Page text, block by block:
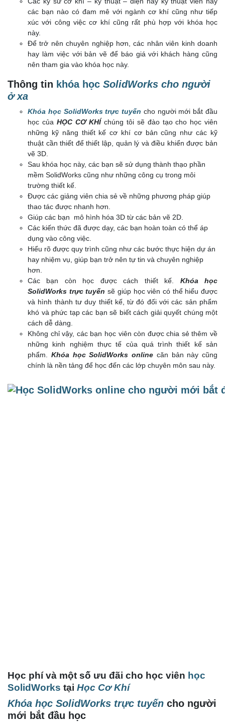
các bạn nào có đam mê với ngành cơ khí cũng như tiếp
xúc với công việc cơ khí cũng rất phù hợp với khóa học
này.
Để trở nên chuyên nghiệp hơn, các nhân viên kinh doanh
hay làm việc với bản vẽ để báo giá với khách hàng cũng
nên tham gia vào khóa học này.
Thông tin khóa học SolidWorks cho người
ở xa
Khóa học SolidWorks trực tuyến cho người mới bắt đầu
học của HỌC CƠ KHÍ chúng tôi sẽ đào tạo cho học viên
những kỹ năng thiết kế cơ khí cơ bản cũng như các kỹ
thuật cần thiết để thiết lập, quản lý và điều khiển được bản
vẽ 3D.
Sau khóa học này, các bạn sẽ sử dụng thành thạo phần
mềm SolidWorks cũng như những công cụ trong môi
trường thiết kế.
Được các giảng viên chia sẻ về những phương pháp giúp
thao tác được nhanh hơn.
Giúp các bạn mô hình hóa 3D từ các bản vẽ 2D.
Các kiến thức đã được dạy, các bạn hoàn toàn có thể áp
dụng vào công việc.
Hiểu rõ được quy trình cũng như các bước thực hiện dự án
hay nhiệm vụ, giúp bạn trở nên tự tin và chuyên nghiệp
hơn.
Các bạn còn học được cách thiết kế. Khóa học
SolidWorks trực tuyếnsẽ giúp học viên có thể hiểu được
và hình thành tư duy thiết kế, từ đó đối với các sản phẩm
khó và phức tạp các bạn sẽ biết cách giải quyết chúng một
cách dễ dàng.
Không chỉ vậy, các bạn học viên còn được chia sẻ thêm về
những kinh nghiệm thực tế của quá trình thiết kế sản
phẩm. Khóa học SolidWorks online căn bản này cũng
chính là nền tảng để học đến các lớp chuyên môn sau này.
Học phí và một số ưu đãi cho học viên học
SolidWorks tại Học Cơ Khí
Khóa học SolidWorks trực tuyến cho người
mới bắt đầu học